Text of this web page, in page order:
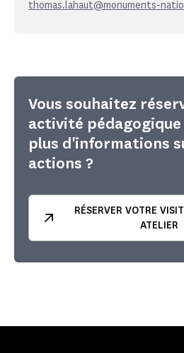
thomas.lahaut@monuments-
Vous souhaitez
activité
plus d'informations
actions ?
RÉSERVER VOTRE
ATELIER